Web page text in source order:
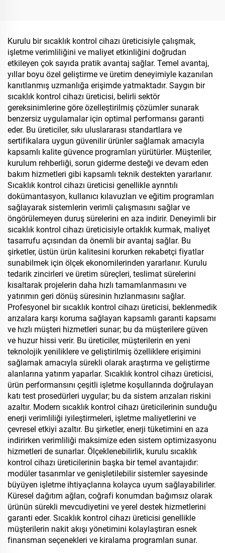
Kurulu bir sıcaklık kontrol cihazı üreticisiyle çalışmak,
işletme verimliliğini ve maliyet etkinliğini doğrudan
etkileyen çok sayıda pratik avantaj sağlar. Temel avantaj,
yıllar boyu özel geliştirme ve üretim deneyimiyle kazanılan
kanıtlanmış uzmanlığa erişimde yatmaktadır. Saygın bir
sıcaklık kontrol cihazı üreticisi, belirli sektör
gereksinimlerine göre özelleştirilmiş çözümler sunarak
benzersiz uygulamalar için optimal performansı garanti
eder. Bu üreticiler, sıkı uluslararası standartlara ve
sertifikalara uygun güvenilir ürünler sağlamak amacıyla
kapsamlı kalite güvence programları yürütürler. Müşteriler,
kurulum rehberliği, sorun giderme desteği ve devam eden
bakım hizmetleri gibi kapsamlı teknik destekten yararlanır.
Sıcaklık kontrol cihazı üreticisi genellikle ayrıntılı
dokümantasyon, kullanıcı kılavuzları ve eğitim programları
sağlayarak sistemlerin verimli çalışmasını sağlar ve
öngörülemeyen duruş sürelerini en aza indirir. Deneyimli bir
sıcaklık kontrol cihazı üreticisiyle ortaklık kurmak, maliyet
tasarrufu açısından da önemli bir avantaj sağlar. Bu
şirketler, üstün ürün kalitesini korurken rekabetçi fiyatlar
sunabilmek için ölçek ekonomilerinden yararlanır. Kurulu
tedarik zincirleri ve üretim süreçleri, teslimat sürelerini
kısaltarak projelerin daha hızlı tamamlanmasını ve
yatırımın geri dönüş süresinin hızlanmasını sağlar.
Profesyonel bir sıcaklık kontrol cihazı üreticisi, beklenmedik
arızalara karşı koruma sağlayan kapsamlı garanti kapsamı
ve hızlı müşteri hizmetleri sunar; bu da müşterilere güven
ve huzur hissi verir. Bu üreticiler, müşterilerin en yeni
teknolojik yeniliklere ve geliştirilmiş özelliklere erişimini
sağlamak amacıyla sürekli olarak araştırma ve geliştirme
alanlarına yatırım yaparlar. Sıcaklık kontrol cihazı üreticisi,
ürün performansını çeşitli işletme koşullarında doğrulayan
katı test prosedürleri uygular; bu da sistem arızaları riskini
azaltır. Modern sıcaklık kontrol cihazı üreticilerinin sunduğu
enerji verimliliği iyileştirmeleri, işletme maliyetlerini ve
çevresel etkiyi azaltır. Bu şirketler, enerji tüketimini en aza
indirirken verimliliği maksimize eden sistem optimizasyonu
hizmetleri de sunarlar. Ölçeklenebilirlik, kurulu sıcaklık
kontrol cihazı üreticilerinin başka bir temel avantajıdır:
modüler tasarımlar ve genişletilebilir sistemler sayesinde
büyüyen işletme ihtiyaçlarına kolayca uyum sağlayabilirler.
Küresel dağıtım ağları, coğrafi konumdan bağımsız olarak
ürünün sürekli mevcudiyetini ve yerel destek hizmetlerini
garanti eder. Sıcaklık kontrol cihazı üreticisi genellikle
müşterilerin nakit akışı yönetimini kolaylaştıran esnek
finansman seçenekleri ve kiralama programları sunar.